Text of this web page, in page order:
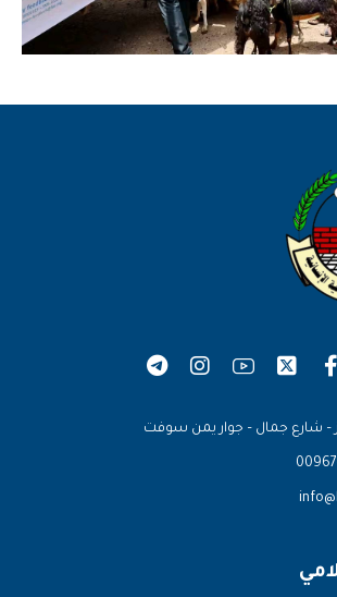
– شارع جمال – جوار يمن سوفت